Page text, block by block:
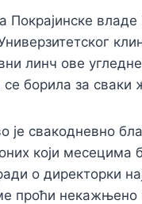
Покрајинске владе
линч ове
се борила за
је свакодневно
који месецима
о директорки
проћи некажњено